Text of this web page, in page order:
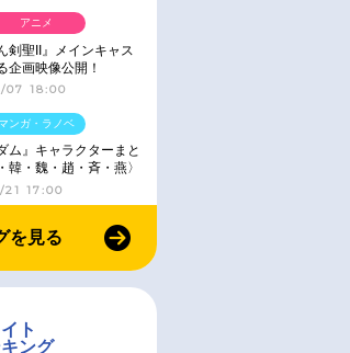
剣聖II』メインキャス
企画映像公開！
07 18:00
アニメ
ム』キャラクターまと
韓・魏・趙・斉・燕〉
17:00
ンガ・ラノベ
を見る
ト
ング